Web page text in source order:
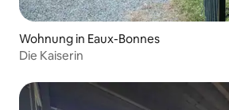
Wohnung in Eaux-Bonnes
Die Kaiserin